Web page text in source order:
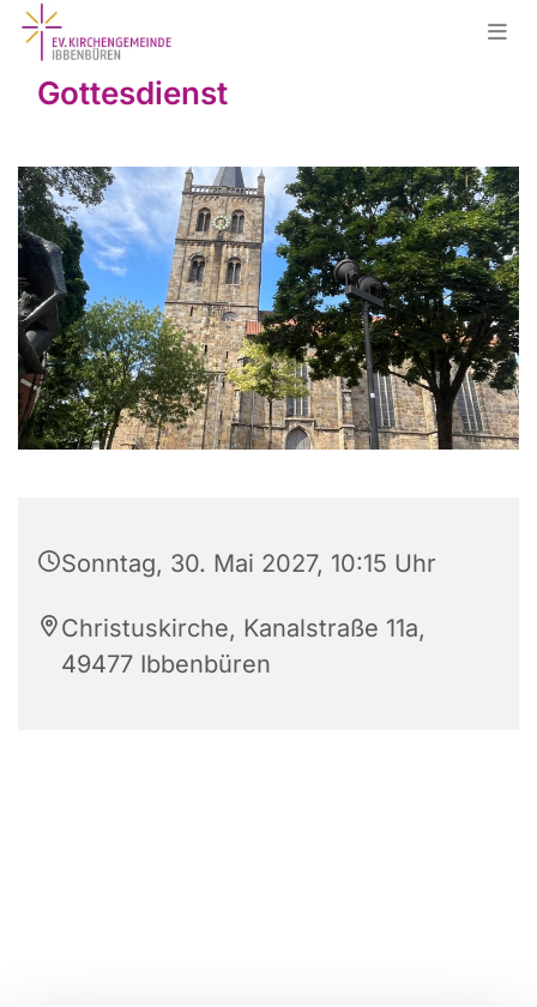
Gottesdienst
Sonntag, 30. Mai 2027, 10:15 Uhr
Christuskirche, Kanalstraße 11a,
49477 Ibbenbüren